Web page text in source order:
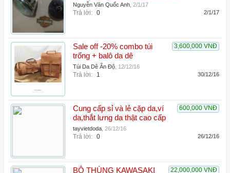
Nguyễn Văn Quốc Anh 2/1/17
Trả lời: 0 2/1/17
3,600,000 VNĐ
Sale off -20% combo túi
trống + balô da dê
Túi Da Dê Ấn Độ 12/12/16
Trả lời: 1 30/12/16
600,000 VNĐ
Cung cấp sỉ và lẻ cặp da,ví
da,thắt lưng da thật cao cấp
tayvietdoda 26/12/16
Trả lời: 0 26/12/16
22,000,000 VNĐ
BỘ THÙNG KAWASAKI